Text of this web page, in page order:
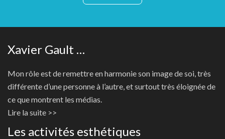
Xavier Gault …
Mon rôle est de remettre en harmonie son image de soi, très
différente d’une personne à l’autre, et surtout très éloignée de
ce que montrent les médias.
Lire la suite >>
Les activités esthétiques